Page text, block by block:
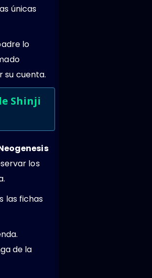
únicas
lo
su cuenta.
Shinji
los
las fichas
de la